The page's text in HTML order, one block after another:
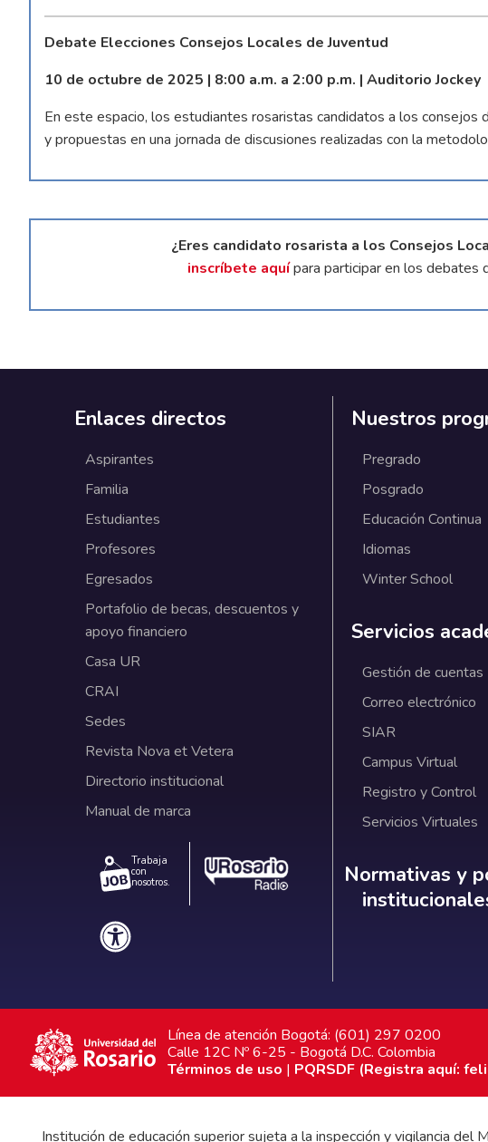
Debate Elecciones Consejos Locales de Juventud
10 de octubre de 2025 | 8:00 a.m. a 2:00 p.m. | Auditorio Jockey
En este espacio, los estudiantes rosaristas candidatos a los consejos
y propuestas en una jornada de discusiones realizadas con la
¿Eres candidato rosarista a los Consejos
inscríbete aquípara participar en los debates
Enlaces directos
Aspirantes
Familia
Estudiantes
Profesores
Egresados
Portafolio de becas, descuentos y
apoyo financiero
Casa UR
CRAI
Sedes
Revista Nova et Vetera
Directorio institucional
Manual de marca
Trabaja
con
nosotros.
Nuestros
Pregrado
Posgrado
Educación Continua
Idiomas
Winter School
Servicios
Gestión de cuentas
Correo electrónico
SIAR
Campus Virtual
Registro y Control
Servicios Virtuales
Normativas
Normativas y
Línea de atención Bogotá: (601) 297 0200
Calle 12C Nº 6-25 - Bogotá D.C. Colombia
Términos de uso | PQRSDF (Registra aquí:
Institución de educación superior sujeta a la inspección y vigilancia